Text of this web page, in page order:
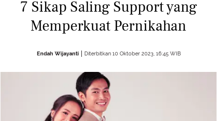
7 Sikap Saling Support yang
Memperkuat Pernikahan
Endah Wijayanti Diterbitkan 10 Oktober 2023, 16:45 WIB